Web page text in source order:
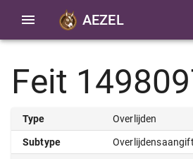
AEZEL
Feit
Type Overlijden
Subtype